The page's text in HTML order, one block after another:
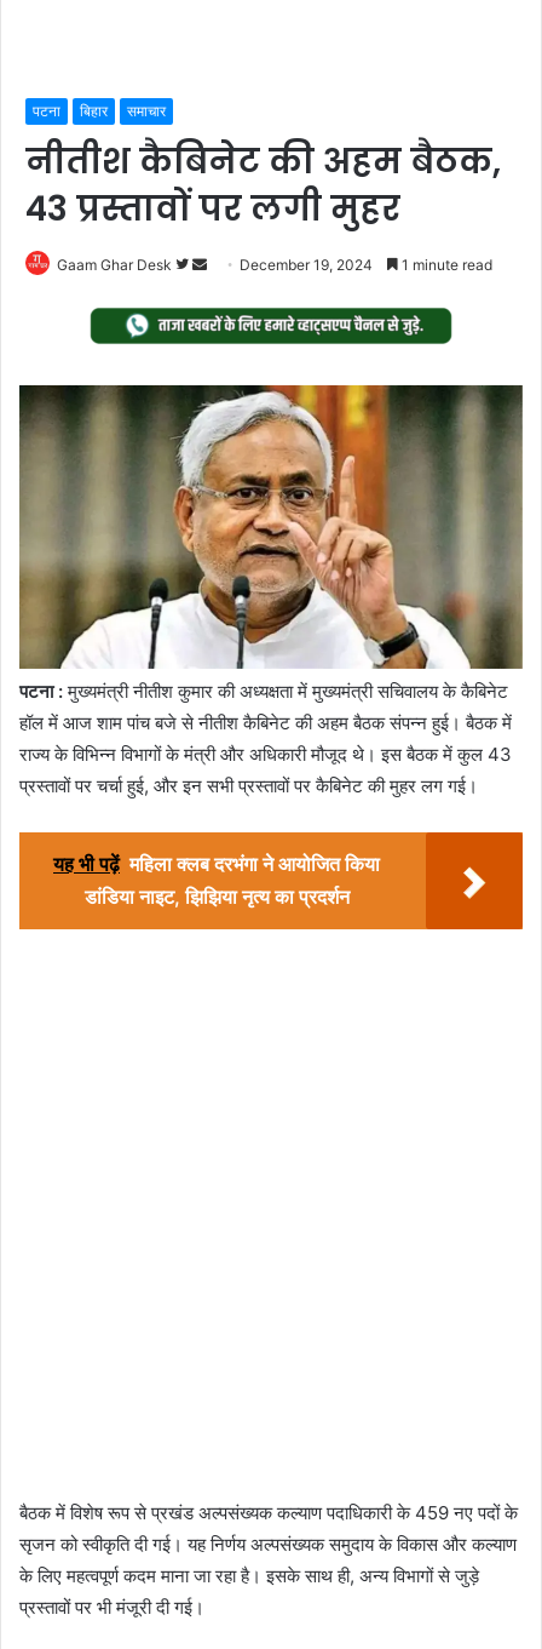
पटना बिहार समाचार
नीतीश कैबिनेट की अहम बैठक,
43 प्रस्तावों पर लगी मुहर
Gaam Ghar Desk
Follow
Twitter
Send
email
December 19, 2024 1 minute read
पटना :मुख्यमंत्री नीतीश कुमार की अध्यक्षता में मुख्यमंत्री सचिवालय के कैबिनेट
हॉल में आज शाम पांच बजे से नीतीश कैबिनेट की अहम बैठक संपन्न हुई। बैठक में
राज्य के विभिन्न विभागों के मंत्री और अधिकारी मौजूद थे। इस बैठक में कुल 43
प्रस्तावों पर चर्चा हुई, और इन सभी प्रस्तावों पर कैबिनेट की मुहर लग गई।
यह भी पढ़ें महिला क्लब दरभंगा ने आयोजित किया
डांडिया नाइट, झिझिया नृत्य का प्रदर्शन
बैठक में विशेष रूप से प्रखंड अल्पसंख्यक कल्याण पदाधिकारी के 459 नए पदों के
सृजन को स्वीकृति दी गई। यह निर्णय अल्पसंख्यक समुदाय के विकास और कल्याण
के लिए महत्वपूर्ण कदम माना जा रहा है। इसके साथ ही, अन्य विभागों से जुड़े
प्रस्तावों पर भी मंजूरी दी गई।